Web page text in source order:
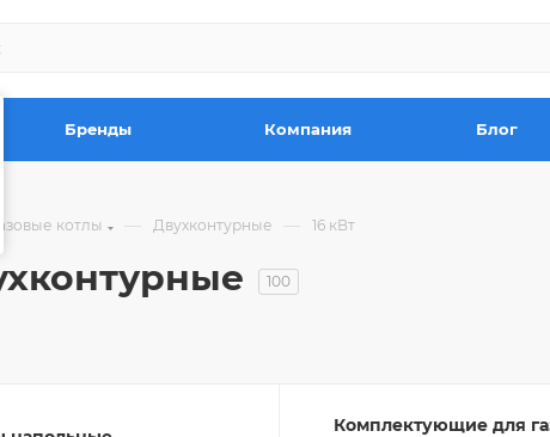
Бренды Компания Блог
котлы — Двухконтурные — 16 кВт
100
Комплектующие для